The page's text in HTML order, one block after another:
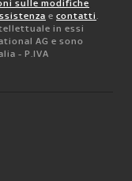
sulle modifiche
e contatti.
in essi
AG e sono
- P.IVA